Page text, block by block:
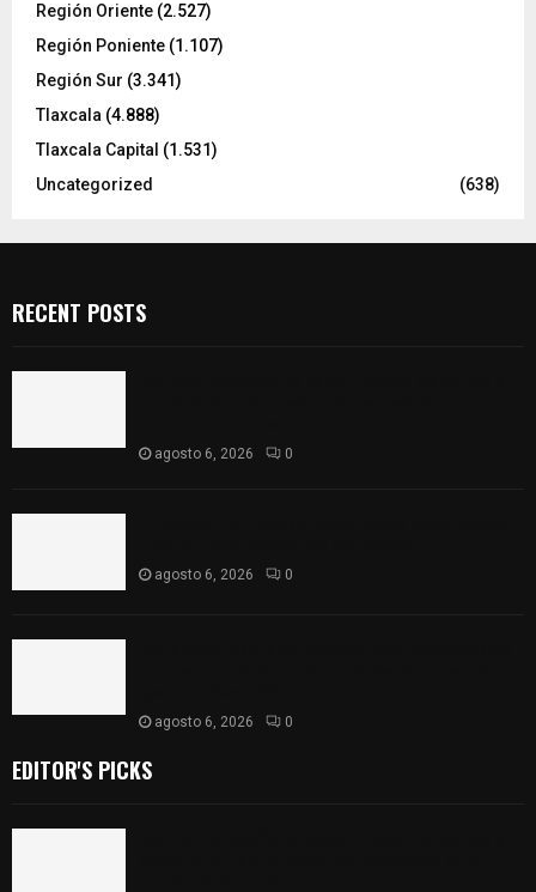
Región Oriente (2.527)
Región Poniente (1.107)
Región Sur (3.341)
Tlaxcala (4.888)
Tlaxcala Capital (1.531)
Uncategorized
(638)
RECENT POSTS
agosto 6, 2026 0
agosto 6, 2026 0
agosto 6, 2026 0
EDITOR'S PICKS